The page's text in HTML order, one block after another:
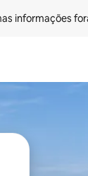
informações